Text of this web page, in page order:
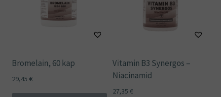
Bromelain, 60 kap
29,45 €
Vitamin B3 Synergos –
Niacinamid
27,35 €